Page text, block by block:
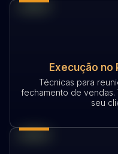
Execução no
Técnicas para
fechamento de
seu